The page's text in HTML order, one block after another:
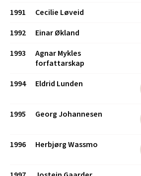
1991
Cecilie Løveid
1992
Einar Økland
1993
Agnar Mykles
forfattarskap
1994
Eldrid Lunden
1995 Georg Johannesen
1996 Herbjørg Wassmo